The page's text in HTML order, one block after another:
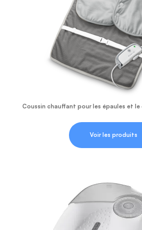
Coussin chauffant pour les épaules et le
Voir les produits